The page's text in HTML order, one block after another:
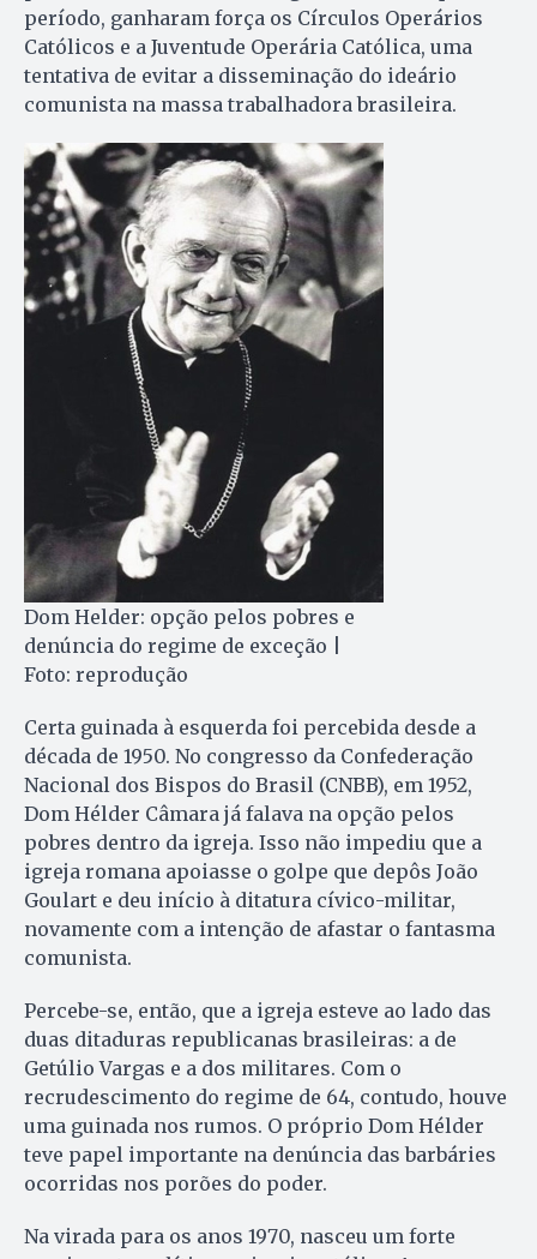
período, ganharam força os Círculos Operários
Católicos e a Juventude Operária Católica, uma
tentativa de evitar a disseminação do ideário
comunista na massa trabalhadora brasileira.
Dom Helder: opção pelos pobres e
denúncia do regime de exceção |
Foto: reprodução
Certa guinada à esquerda foi percebida desde a
década de 1950. No congresso da Confederação
Nacional dos Bispos do Brasil (CNBB), em 1952,
Dom Hélder Câmara já falava na opção pelos
pobres dentro da igreja. Isso não impediu que a
igreja romana apoiasse o golpe que depôs João
Goulart e deu início à ditatura cívico-militar,
novamente com a intenção de afastar o fantasma
comunista.
Percebe-se, então, que a igreja esteve ao lado das
duas ditaduras republicanas brasileiras: a de
Getúlio Vargas e a dos militares. Com o
recrudescimento do regime de 64, contudo, houve
uma guinada nos rumos. O próprio Dom Hélder
teve papel importante na denúncia das barbáries
ocorridas nos porões do poder.
Na virada para os anos 1970, nasceu um forte